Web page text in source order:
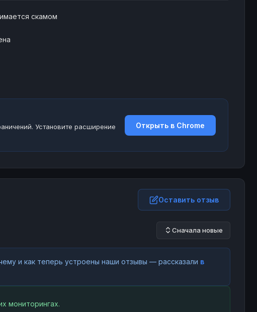
скамом
Установите расширение
Открыть в Chrome
Оставить отзыв
Сначала новые
и как теперь устроены наши отзывы — рассказали в
мониторингах.